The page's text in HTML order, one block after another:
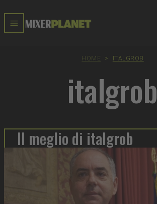
HOME > ITALGROB
italgrob
Il meglio di italgrob